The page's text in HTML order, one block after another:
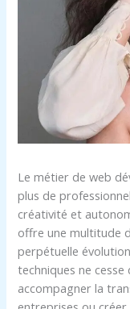
Le métier de web
plus de
créativité et
offre une multitude
perpétuelle
techniques ne
accompagner la